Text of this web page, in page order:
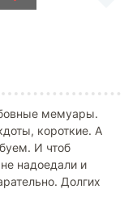
мемуары.
короткие. А
И чтоб
надоедали и
Долгих